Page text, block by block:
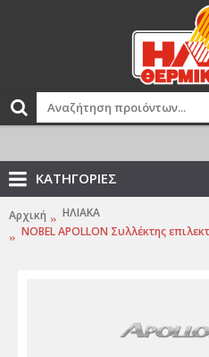
ΚΑΤΗΓΟΡΙΕΣ
Αρχική
ΗΛΙΑΚΑ
NOBEL APOLLON Συλλέκτης